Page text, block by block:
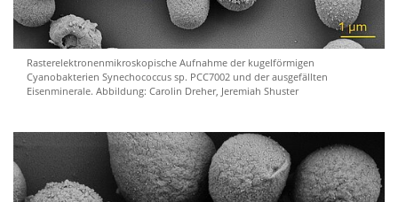
Rasterelektronenmikroskopische Aufnahme der kugelförmigen
Cyanobakterien Synechococcus sp. PCC7002 und der ausgefällten
Eisenminerale. Abbildung: Carolin Dreher, Jeremiah Shuster